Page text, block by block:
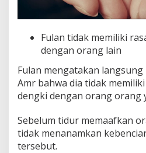
Fulan tidak memiliki
dengan orang lain
Fulan mengatakan langsung
Amr bahwa dia tidak
dengki dengan orang orang
Sebelum tidur memaafkan
tidak menanamkan
tersebut.